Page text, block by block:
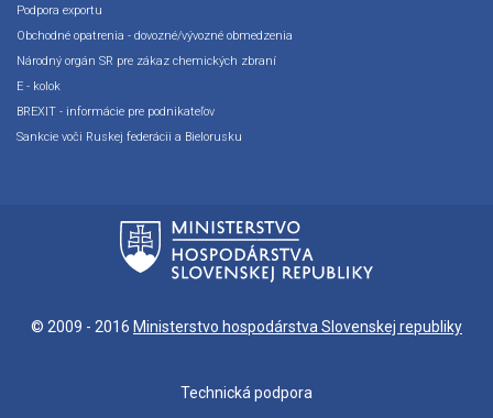
Podpora exportu
Obchodné opatrenia - dovozné/vývozné obmedzenia
Národný orgán SR pre zákaz chemických zbraní
E - kolok
BREXIT - informácie pre podnikateľov
Sankcie voči Ruskej federácii a Bielorusku
© 2009 - 2016 Ministerstvo hospodárstva Slovenskej republiky
Technická podpora